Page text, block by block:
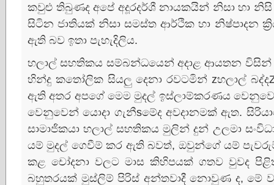
කවුළු තිබුණද අපේ අදූරදර්ශී නායකයින් නිසා හා
සිටින ජාතියක්‌ නිසා සමස්‌ත ආර්ථික හා නිෂ්පාදන
ඇති බව ඉතා පැහැදිලිය.
හලාල් සහතිකය සම්බන්ධයෙන් අදාළ ආයතන
හින්දු කතෝලික සියලු දෙනා රවටමින් zහලාල්
ඇති අතර අපගේ මෙම මුදල් ඉස්‌ලාම්කරණය
වෙනුවෙන් යොදා ගැනීsමේද අවදානමක්‌ ඇත.
සාමාජිකයා හලාල් සහතිකය මුලින් දුන් උලමා
යම් මුදල් ගෙවීම් කර ඇති බවත්, ඔවුන්ගේ යම්
කළ චෝදනා වලට මාස කිහිපයක්‌ ගතව වුවද
බහුතරයක්‌ මුස්‌ලිම් පිරිස්‌ අන්තවාදී නොවුණ ද, මේ